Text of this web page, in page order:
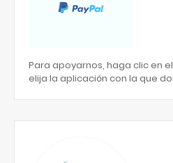
Para apoyarnos, haga clic en
elija la aplicación con la que